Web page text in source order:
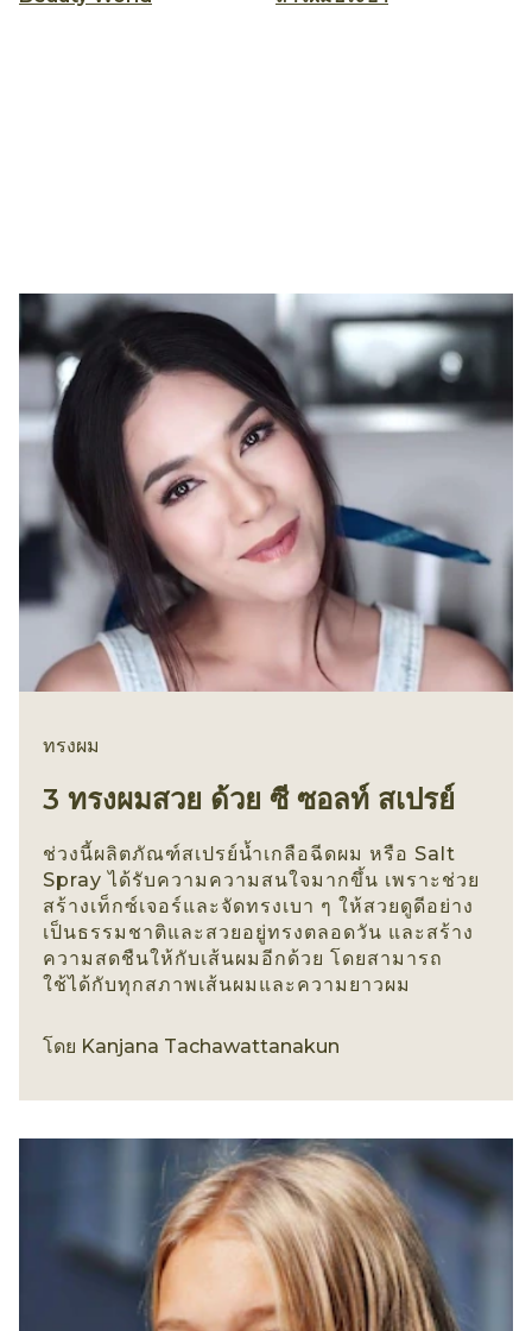
ทรงผม
3 ทรงผมสวย ด้วย ซี ซอลท์ สเปรย์
ช่วงนี้ผลิตภัณฑ์สเปรย์น้ำเกลือฉีดผม หรือ Salt
Spray ได้รับความความสนใจมากขึ้น เพราะช่วย
สร้างเท็กซ์เจอร์และจัดทรงเบา ๆ ให้สวยดูดีอย่าง
เป็นธรรมชาติและสวยอยู่ทรงตลอดวัน และสร้าง
ความสดชืนให้กับเส้นผมอีกด้วย โดยสามารถ
ใช้ได้กับทุกสภาพเส้นผมและความยาวผม
โดย Kanjana Tachawattanakun